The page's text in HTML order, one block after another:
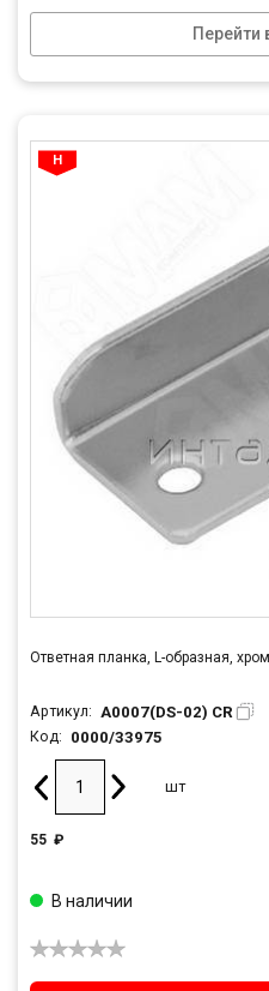
Перейти
Ответная планка, L-образная, хром
Артикул: A0007(DS-02) CR
Код: 0000/33975
шт
55 ₽
В наличии